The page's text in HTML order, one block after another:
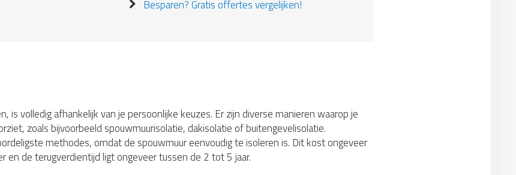
Besparen? Gratis offertes vergelijken!
is volledig afhankelijk van je persoonlijke keuzes. Er zijn diverse manieren waarop je
zoals bijvoorbeeld spouwmuurisolatie, dakisolatie of buitengevelisolatie.
methodes, omdat de spouwmuur eenvoudig te isoleren is. Dit kost ongeveer
en de terugverdientijd ligt ongeveer tussen de 2 tot 5 jaar.